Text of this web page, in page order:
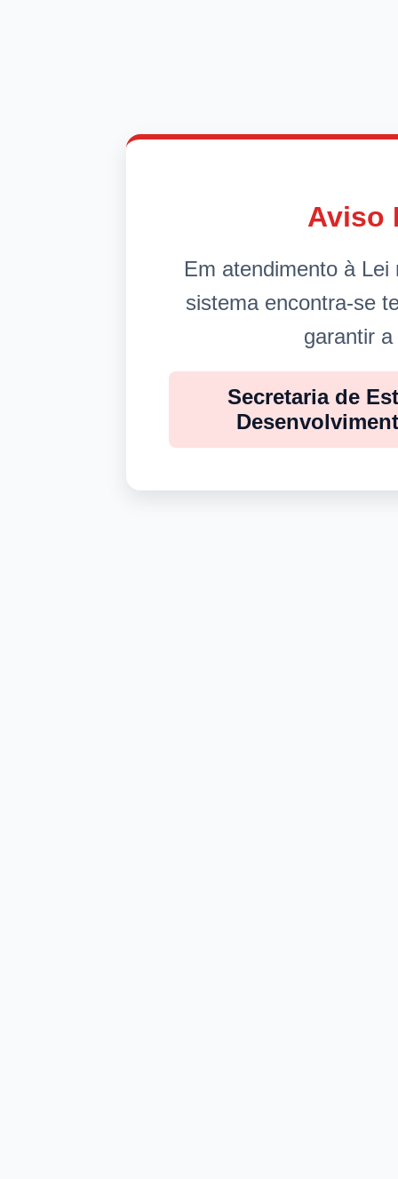
Aviso
Em atendimento à
sistema encontra-se
garantir
Secretaria de